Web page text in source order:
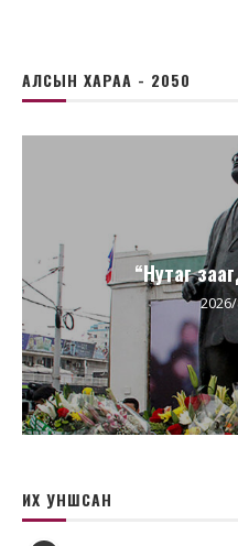
АЛСЫН ХАРАА - 2050
“Нутаг
ИХ УНШСАН